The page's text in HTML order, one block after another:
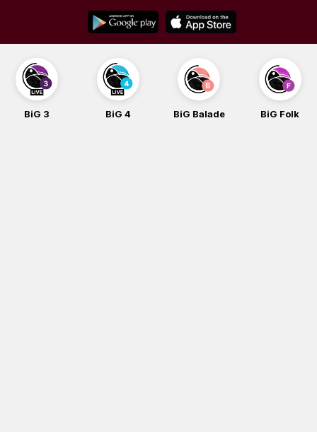
content
BiG 3 BiG 4 BiG Balade BiG Folk